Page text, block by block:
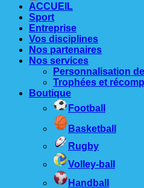
ACCUEIL
Sport
Entreprise
Vos disciplines
Nos partenaires
Nos services
Personnalisation
Trophées et
Boutique
Football
Basketball
Rugby
Volley-ball
Handball